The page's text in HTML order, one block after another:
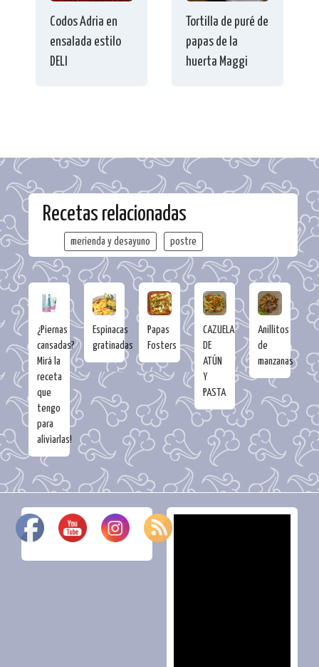
Codos Adria en
ensalada estilo
DELI
Tortilla de puré de
papas de la
huerta Maggi
Recetas relacionadas
merienda y desayuno postre
¿Piernas
cansadas?
Mirá la
receta
que
tengo
para
aliviarlas!
Espinacas
gratinadas
Papas
Fosters
CAZUELA
DE
ATÚN
Y
PASTA
Anillitos
de
manzanas